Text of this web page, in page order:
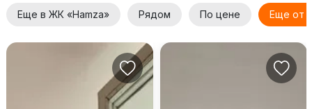
Еще в ЖК «Hamza» Рядом По цене Еще от